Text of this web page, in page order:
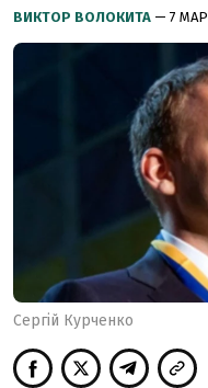
ВИКТОР ВОЛОКИТА — 7
Сергій Курченко